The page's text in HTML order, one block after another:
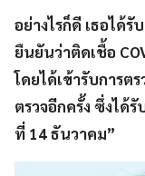
อย่างไรก็ดี เธอได้
ยืนยันว่าติดเชื้อ
โดยได้เข้ารับการต
ตรวจอีกครั้ง ซึ่งได้
ที่ 14 ธันวาคม”